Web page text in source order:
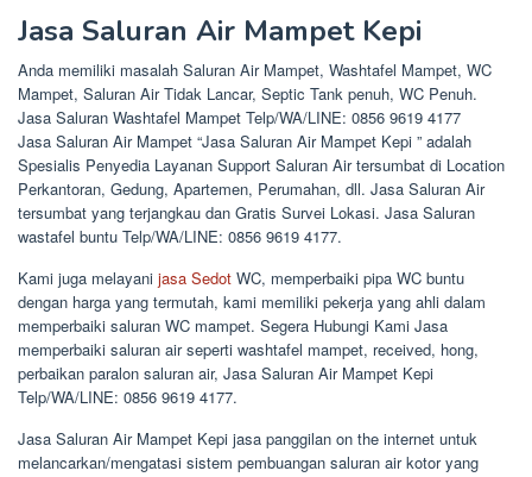
Jasa Saluran Air Mampet Kepi
Anda memiliki masalah Saluran Air Mampet, Washtafel Mampet, WC
Mampet, Saluran Air Tidak Lancar, Septic Tank penuh, WC Penuh.
Jasa Saluran Washtafel Mampet Telp/WA/LINE: 0856 9619 4177
Jasa Saluran Air Mampet “Jasa Saluran Air Mampet Kepi ” adalah
Spesialis Penyedia Layanan Support Saluran Air tersumbat di Location
Perkantoran, Gedung, Apartemen, Perumahan, dll. Jasa Saluran Air
tersumbat yang terjangkau dan Gratis Survei Lokasi. Jasa Saluran
wastafel buntu Telp/WA/LINE: 0856 9619 4177.
Kami juga melayani jasa Sedot WC, memperbaiki pipa WC buntu
dengan harga yang termutah, kami memiliki pekerja yang ahli dalam
memperbaiki saluran WC mampet. Segera Hubungi Kami Jasa
memperbaiki saluran air seperti washtafel mampet, received, hong,
perbaikan paralon saluran air, Jasa Saluran Air Mampet Kepi
Telp/WA/LINE: 0856 9619 4177.
Jasa Saluran Air Mampet Kepi jasa panggilan on the internet untuk
melancarkan/mengatasi sistem pembuangan saluran air kotor yang